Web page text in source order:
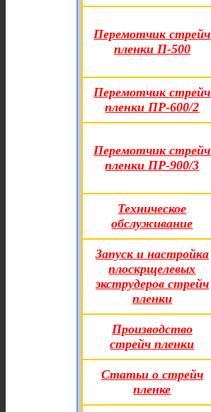
Перемотчик стрейч
пленки П-500
Перемотчик стрейч
пленки ПР-600/2
Перемотчик стрейч
пленки ПР-900/3
Техническое
обслуживание
Запуск и настройка
плоскрщелевых
экструдеров стрейч
пленки
Производство
стрейч пленки
Статьи о стрейч
пленке